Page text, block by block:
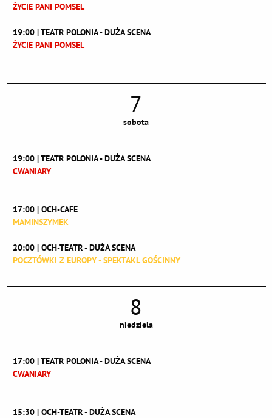
ŻYCIE PANI POMSEL
19:00 | TEATR POLONIA - DUŻA SCENA
ŻYCIE PANI POMSEL
7
sobota
19:00 | TEATR POLONIA - DUŻA SCENA
CWANIARY
17:00 | OCH-CAFE
MAMINSZYMEK
20:00 | OCH-TEATR - DUŻA SCENA
POCZTÓWKI Z EUROPY - SPEKTAKL GOŚCINNY
8
niedziela
17:00 | TEATR POLONIA - DUŻA SCENA
CWANIARY
15:30 | OCH-TEATR - DUŻA SCENA